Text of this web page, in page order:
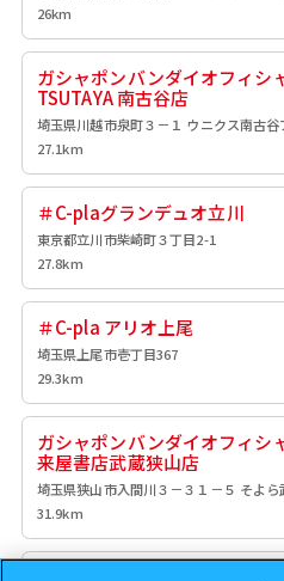
26km
ガシャポンバンダイオフィシ
TSUTAYA 南古谷店
埼玉県川越市泉町３－１ ウニクス南古谷
27.1km
＃C-plaグランデュオ立川
東京都立川市柴崎町３丁目2-1
27.8km
＃C-pla アリオ上尾
埼玉県上尾市壱丁目367
29.3km
ガシャポンバンダイオフィシ
来屋書店武蔵狭山店
埼玉県狭山市入間川３－３１－５ そよら
31.9km